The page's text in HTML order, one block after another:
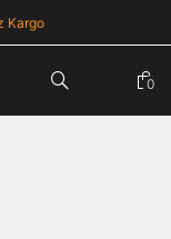
Kargo
0